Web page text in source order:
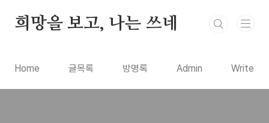
희망을 보고, 나는 쓰네
Home 글목록 방명록 Admin Write